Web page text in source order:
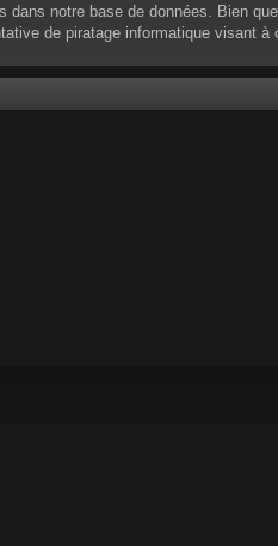
dans notre base de données. Bien
de piratage informatique visant à